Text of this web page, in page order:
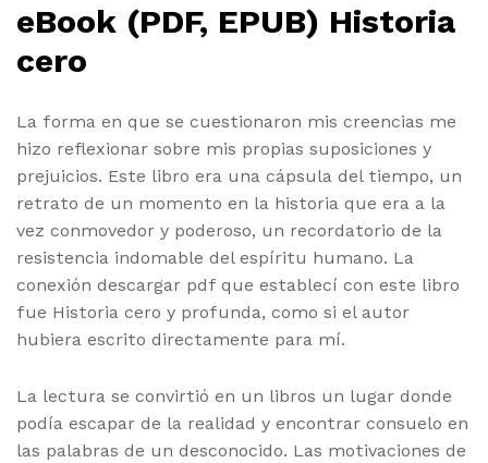
eBook (PDF, EPUB) Historia
cero
La forma en que se cuestionaron mis creencias me
hizo reflexionar sobre mis propias suposiciones y
prejuicios. Este libro era una cápsula del tiempo, un
retrato de un momento en la historia que era a la
vez conmovedor y poderoso, un recordatorio de la
resistencia indomable del espíritu humano. La
conexión descargar pdf que establecí con este libro
fue Historia cero y profunda, como si el autor
hubiera escrito directamente para mí.
La lectura se convirtió en un libros un lugar donde
podía escapar de la realidad y encontrar consuelo en
las palabras de un desconocido. Las motivaciones de